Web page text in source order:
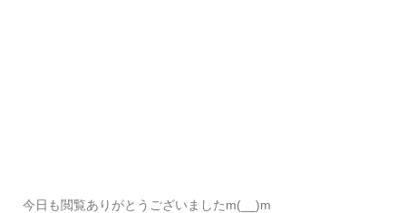
今日も閲覧ありがとうございましたm(__)m